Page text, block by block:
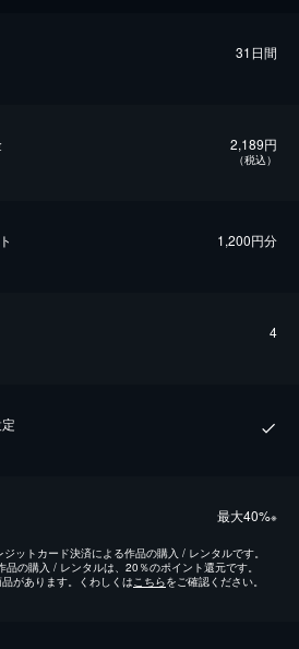
31日間
2,189円
（税込）
1,200円分
4
最⼤40%※
ットカード決済による作品の購入 / レンタルです。
の購入 / レンタルは、20％のポイント還元です。
があります。くわしくは こちらをご確認ください。